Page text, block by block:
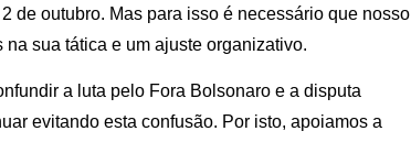
de outubro. Mas para isso é necessário que nosso
sua tática e um ajuste organizativo.
a luta pelo Fora Bolsonaro e a disputa
evitando esta confusão. Por isto, apoiamos a